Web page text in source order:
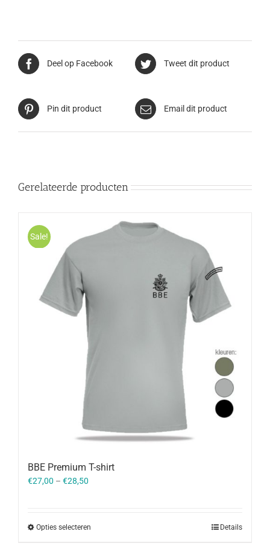
Deel op Facebook Tweet dit product
Pin dit product Email dit product
Gerelateerde producten
Sale!
BBE Premium T-shirt
€27,00 – €28,50
Opties selecteren Details